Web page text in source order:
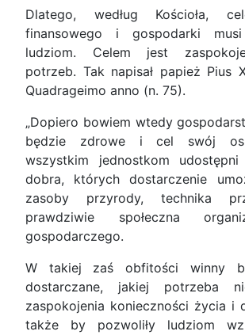
Dlatego, według Kościoła,
finansowego i gospodarki
ludziom. Celem jest
potrzeb. Tak napisał papież Pius
Quadrageimo anno (n. 75).
„Dopiero bowiem wtedy
będzie zdrowe i cel swój
wszystkim jednostkom
dobra, których dostarczenie
zasoby przyrody, technika
prawdziwie społeczna
gospodarczego.
W takiej zaś obfitości winny
dostarczane, jakiej potrzeba
zaspokojenia konieczności życia i
także by pozwoliły ludziom